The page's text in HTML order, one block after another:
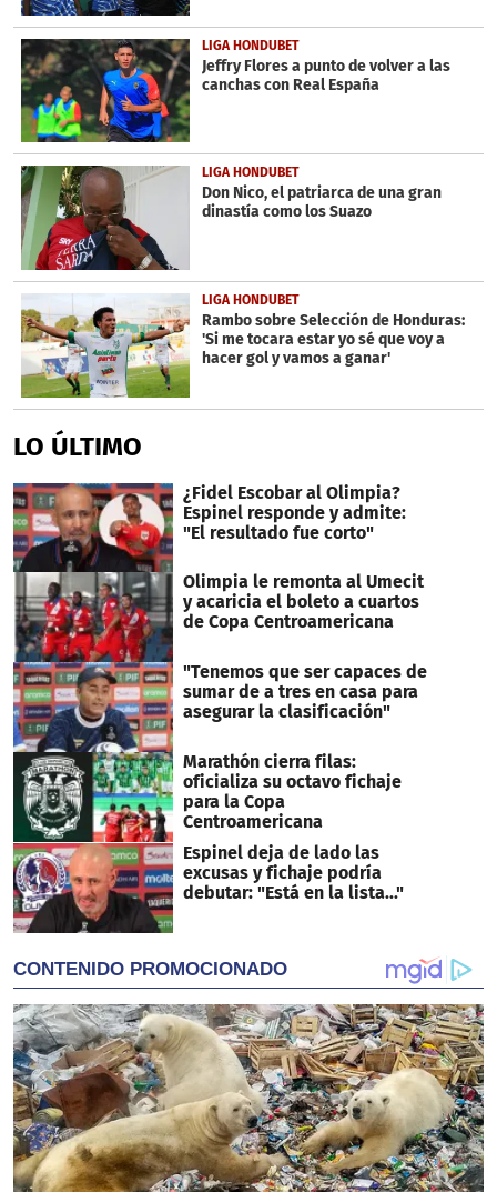
LIGA HONDUBET
Jeffry Flores a punto de volver a las
canchas con Real España
LIGA HONDUBET
Don Nico, el patriarca de una gran
dinastía como los Suazo
LIGA HONDUBET
Rambo sobre Selección de Honduras:
'Si me tocara estar yo sé que voy a
hacer gol y vamos a ganar'
LO ÚLTIMO
¿Fidel Escobar al Olimpia?
Espinel responde y admite:
"El resultado fue corto"
Olimpia le remonta al Umecit
y acaricia el boleto a cuartos
de Copa Centroamericana
"Tenemos que ser capaces de
sumar de a tres en casa para
asegurar la clasificación"
Marathón cierra filas:
oficializa su octavo fichaje
para la Copa
Centroamericana
Espinel deja de lado las
excusas y fichaje podría
debutar: "Está en la lista..."